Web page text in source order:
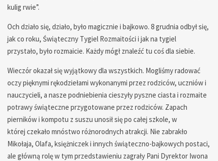
kulig rwie”.
Och działo się, działo, było magicznie i bajkowo. 8 grudnia odbył się,
jak co roku, Świąteczny Tygiel Rozmaitości i jak na tygiel
przystało, było rozmaicie. Każdy mógł znaleźć tu coś dla siebie.
Wieczór okazał się wyjątkowy dla wszystkich. Mogliśmy radować
oczy pięknymi rękodziełami wykonanymi przez rodziców, uczniów i
nauczycieli, a nasze podniebienia cieszyły pyszne ciasta i rozmaite
potrawy świąteczne przygotowane przez rodziców. Zapach
pierników i kompotu z suszu unosił się po całej szkole, w
której czekało mnóstwo różnorodnych atrakcji. Nie zabrakło
Mikołaja, Olafa, księżniczek i innych świąteczno-bajkowych postaci,
ale główną rolę w tym przedstawieniu zagrały Pani Dyrektor Iwona